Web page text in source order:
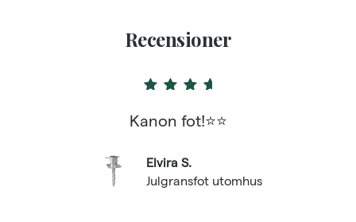
Recensioner
Kanon fot!⭐⭐
Elvira S.
Julgransfot utomhus